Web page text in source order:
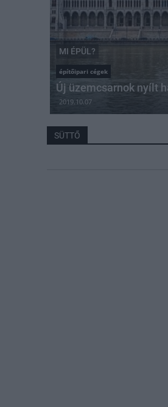
MI ÉPÜL?
építőipari cégek
Új üzemcsarnok nyílt
2019.10.07
SÜTTŐ